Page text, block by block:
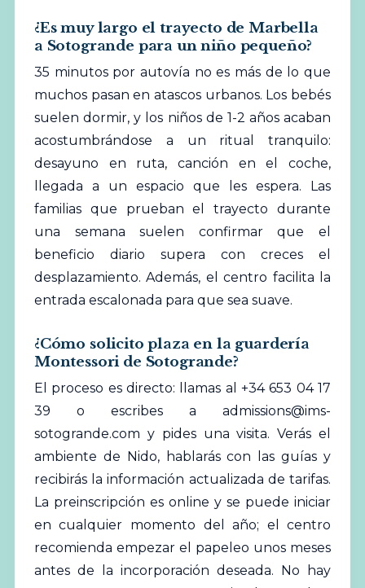
¿Es muy largo el trayecto de Marbella
a Sotogrande para un niño pequeño?
35 minutos por autovía no es más de lo que
muchos pasan en atascos urbanos. Los bebés
suelen dormir, y los niños de 1-2 años acaban
acostumbrándose a un ritual tranquilo:
desayuno en ruta, canción en el coche,
llegada a un espacio que les espera. Las
familias que prueban el trayecto durante
una semana suelen confirmar que el
beneficio diario supera con creces el
desplazamiento. Además, el centro facilita la
entrada escalonada para que sea suave.
¿Cómo solicito plaza en la guardería
Montessori de Sotogrande?
El proceso es directo: llamas al +34 653 04 17
39 o escribes aadmissions@ims-
sotogrande.com y pides una visita. Verás el
ambiente de Nido, hablarás con las guías y
recibirás la información actualizada de tarifas.
La preinscripción es online y se puede iniciar
en cualquier momento del año; el centro
recomienda empezar el papeleo unos meses
antes de la incorporación deseada. No hay